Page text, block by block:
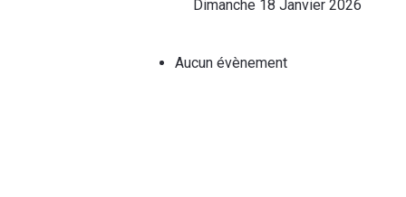
Dimanche 18 Janvier 2026
Aucun évènement